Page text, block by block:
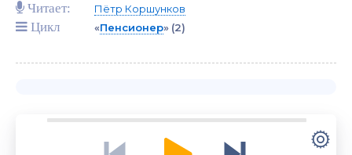
Читает: Пётр Коршунков
Цикл «Пенсионер» (2)